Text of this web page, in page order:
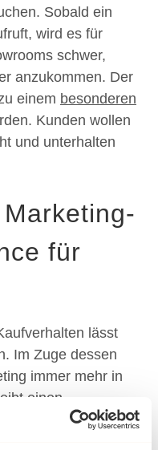
Sobald ein
wird es für
schwer,
anzukommen. Der
einem besonderen
Kunden wollen
und unterhalten
für
lässt
Im Zuge dessen
immer mehr in
einen
Absatzkanäle